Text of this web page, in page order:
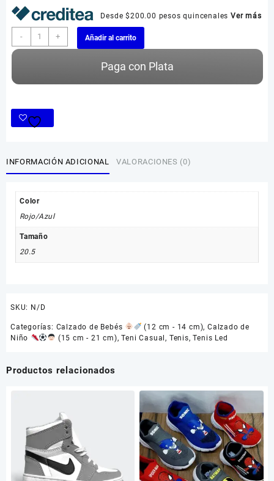
Desde $200.00 pesos quincenales Ver más
-
Teni
Luces
cantidad
+ Añadir al carrito
Paga con Plata
INFORMACIÓN ADICIONAL VALORACIONES (0)
Color
Rojo/Azul
Tamaño
20.5
SKU: N/D
Categorías: Calzado de Bebés (12 cm - 14 cm), Calzado de
Niño
(15 cm - 21 cm),Teni Casual , Tenis,Tenis Led
Productos relacionados